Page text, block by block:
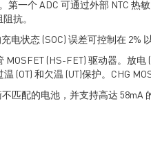
第一个 ADC 可通过外部 NTC
抗。
电状态 (SOC) 误差可控制在 2% 以
(HS-FET) 驱动器。放
(OT) 和欠温 (UT)保护。CHG
匹配的电池，并支持高达